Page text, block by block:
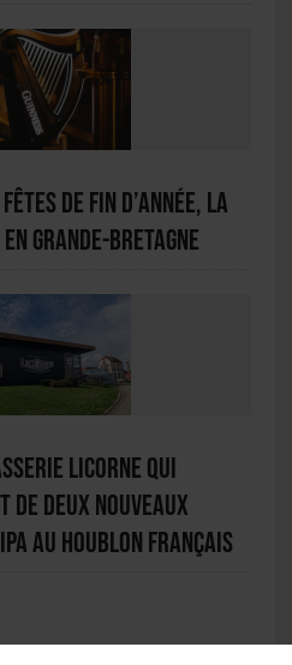
de fin d’année, la
Grande-Bretagne
Licorne qui
de deux nouveaux
au houblon français